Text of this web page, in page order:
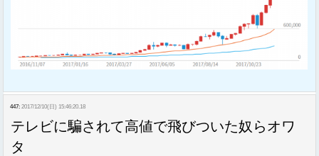
447: 2017/12/10(日) 15:46:20.18
テレビに騙されて高値で飛びついた奴らオワ
タ